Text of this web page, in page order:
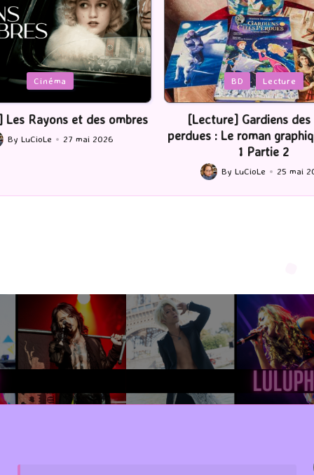
BD Lecture
Gardiens des cités
Le roman graphique Tome
Posted
in
Serie Tv USA
[Série TV] The Madison :
by
By LuCioLe 22 mai